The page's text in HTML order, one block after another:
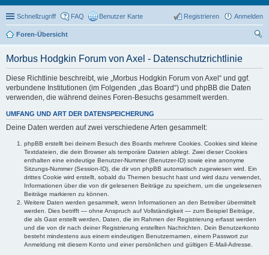
Schnellzugriff FAQ Benutzer Karte Anmelden
Registrieren
Foren-Übersicht
Morbus Hodgkin Forum von Axel - Datenschutzrichtlinie
Diese Richtlinie beschreibt, wie „Morbus Hodgkin Forum von Axel“ und ggf.
verbundene Institutionen (im Folgenden „das Board“) und phpBB die Daten
verwenden, die während deines Foren-Besuchs gesammelt werden.
UMFANG UND ART DER DATENSPEICHERUNG
Deine Daten werden auf zwei verschiedene Arten gesammelt:
phpBB erstellt bei deinem Besuch des Boards mehrere Cookies. Cookies sind kleine
Textdateien, die dein Browser als temporäre Dateien ablegt. Zwei dieser Cookies
enthalten eine eindeutige Benutzer-Nummer (Benutzer-ID) sowie eine anonyme
Sitzungs-Nummer (Session-ID), die dir von phpBB automatisch zugewiesen wird. Ein
drittes Cookie wird erstellt, sobald du Themen besucht hast und wird dazu verwendet,
Informationen über die von dir gelesenen Beiträge zu speichern, um die ungelesenen
Beiträge markieren zu können.
Weitere Daten werden gesammelt, wenn Informationen an den Betreiber übermittelt
werden. Dies betrifft — ohne Anspruch auf Vollständigkeit — zum Beispiel Beiträge,
die als Gast erstellt werden, Daten, die im Rahmen der Registrierung erfasst werden
und die von dir nach deiner Registrierung erstellten Nachrichten. Dein Benutzerkonto
besteht mindestens aus einem eindeutigen Benutzernamen, einem Passwort zur
Anmeldung mit diesem Konto und einer persönlichen und gültigen E-Mail-Adresse.